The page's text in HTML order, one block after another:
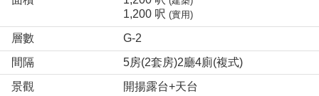
1,200 呎 (實用)
層數
G-2
間隔
5房(2套房)2廳4廁(複式)
景觀
開揚露台+天台